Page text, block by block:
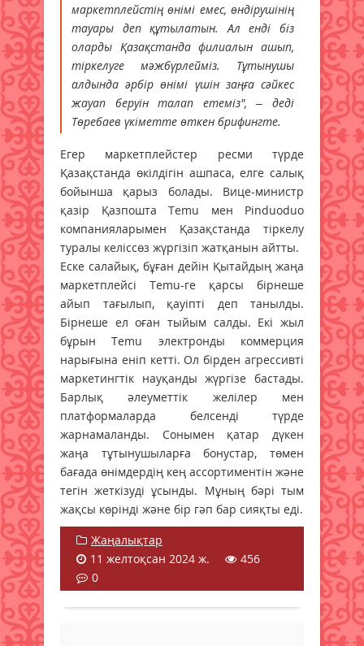
маркетплейстің өнімі емес, өндірушінің
тауары деп құтылатын. Ал енді біз
оларды Қазақстанда филиалын ашып,
тіркелуге мәжбүрлейміз. Тұтынушы
алдында әрбір өнімі үшін заңға сәйкес
жауап беруін талап етеміз", – деді
Төребаев үкіметте өткен брифингте.
Егер маркетплейстер ресми түрде
Қазақстанда өкілдігін ашпаса, елге салық
бойынша қарыз болады. Вице-министр
қазір Қазпошта Temu мен Pinduoduo
компанияларымен Қазақстанда тіркелу
туралы келіссөз жүргізіп жатқанын айтты.
Еске салайық, бұған дейін Қытайдың жаңа
маркетплейсі Temu-ге қарсы бірнеше
айып тағылып, қауіпті деп танылды.
Бірнеше ел оған тыйым салды. Екі жыл
бұрын Temu электронды коммерция
нарығына еніп кетті. Ол бірден агрессивті
маркетингтік науқанды жүргізе бастады.
Барлық әлеуметтік желілер мен
платформаларда белсенді түрде
жарнамаланды. Сонымен қатар дүкен
жаңа тұтынушыларға бонустар, төмен
бағада өнімдердің кең ассортиментін және
тегін жеткізуді ұсынды. Мұның бәрі тым
жақсы көрінді және бір гәп бар сияқты еді.
Жаңалықтар
11 желтоқсан 2024 ж.
456
0